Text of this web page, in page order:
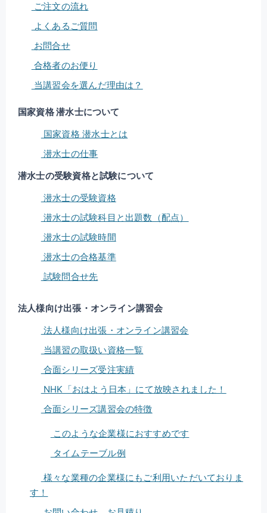
ご注文の流れ
よくあるご質問
お問合せ
合格者のお便り
当講習会を選んだ理由は？
国家資格 潜水士について
国家資格 潜水士とは
潜水士の仕事
潜水士の受験資格と試験について
潜水士の受験資格
潜水士の試験科目と出題数（配点）
潜水士の試験時間
潜水士の合格基準
試験問合せ先
法人様向け出張・オンライン講習会
法人様向け出張・オンライン講習会
当講習の取扱い資格一覧
合面シリーズ受注実績
NHK「おはよう日本」にて放映されました！
合面シリーズ講習会の特徴
このような企業様におすすめです
タイムテーブル例
様々な業種の企業様にもご利用いただいておりま
す！